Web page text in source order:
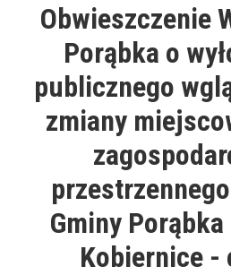
Obwieszczenie
Porąbka o
publicznego
zmiany
Gminy
Kobiernice -